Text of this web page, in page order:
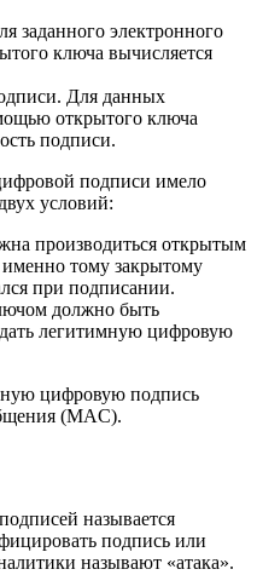
заданного электронного
ключа вычисляется
Для данных
открытого ключа
подписи.
подписи имело
условий:
производиться открытым
тому закрытому
при подписании.
должно быть
легитимную цифровую
цифровую подпись
(MAC).
называется
подпись или
называют «атака».